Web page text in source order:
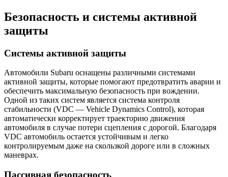
Безопасность и системы активной
защиты
Системы активной защиты
Автомобили Subaru оснащены различными системами
активной защиты, которые помогают предотвратить аварии и
обеспечить максимальную безопасность при вождении.
Одной из таких систем является система контроля
стабильности (VDC — Vehicle Dynamics Control), которая
автоматически корректирует траекторию движения
автомобиля в случае потери сцепления с дорогой. Благодаря
VDC автомобиль остается устойчивым и легко
контролируемым даже на скользкой дороге или в сложных
маневрах.
Пассивная безопасность